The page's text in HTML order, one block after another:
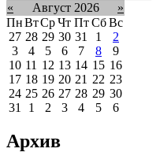
«
Август 2026
»
ПнВтСрЧт Пт Сб Вс
27 28 29 30 31 1
2
3
4 5 6 7 8
9
10 11 12 13 14 15 16
17 18 19 20 21 22 23
24 25 26 27 28 29 30
31
1 2 3 4 5 6
Архив